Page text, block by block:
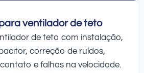
ventilador de teto
de teto com instalação,
correção de ruídos,
e falhas na velocidade.